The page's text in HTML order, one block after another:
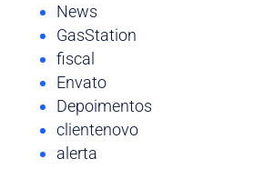
News
GasStation
fiscal
Envato
Depoimentos
clientenovo
alerta